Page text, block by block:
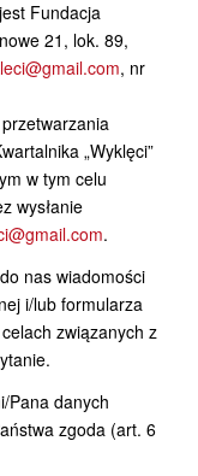
Fundacja
21, lok. 89,
, nr
„Wyklęci”
w tym celu
wysłanie
.
nas wiadomości
i/lub formularza
związanych z
Pana danych
zgoda (art. 6